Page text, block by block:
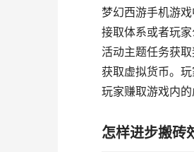
梦幻西游手机游
接取体系或者玩
活动主题任务获
获取虚拟货币。
玩家赚取游戏内的
怎样进步搬砖